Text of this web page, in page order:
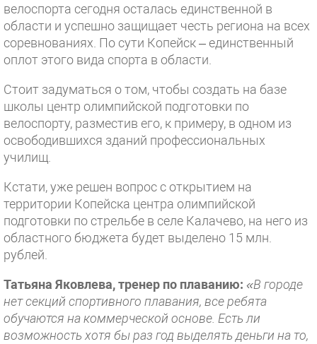
велоспорта сегодня осталась единственной в
области и успешно защищает честь региона на всех
соревнованиях. По сути Копейск – единственный
оплот этого вида спорта в области.
Стоит задуматься о том, чтобы создать на базе
школы центр олимпийской подготовки по
велоспорту, разместив его, к примеру, в одном из
освободившихся зданий профессиональных
училищ.
Кстати, уже решен вопрос с открытием на
территории Копейска центра олимпийской
подготовки по стрельбе в селе Калачево, на него из
областного бюджета будет выделено 15 млн.
рублей.
Татьяна Яковлева, тренер по плаванию: «В городе
нет секций спортивного плавания, все ребята
обучаются на коммерческой основе. Есть ли
возможность хотя бы раз год выделять деньги на то,